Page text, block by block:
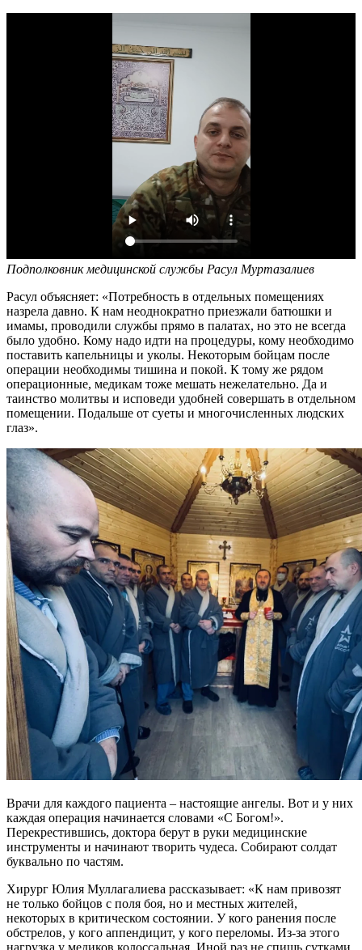
Подполковник медицинской службы Расул Муртазалиев
Расул объясняет: «Потребность в отдельных помещениях
назрела давно. К нам неоднократно приезжали батюшки и
имамы, проводили службы прямо в палатах, но это не всегда
было удобно. Кому надо идти на процедуры, кому необходимо
поставить капельницы и уколы. Некоторым бойцам после
операции необходимы тишина и покой. К тому же рядом
операционные, медикам тоже мешать нежелательно. Да и
таинство молитвы и исповеди удобней совершать в отдельном
помещении. Подальше от суеты и многочисленных людских
глаз».
Врачи для каждого пациента – настоящие ангелы. Вот и у них
каждая операция начинается словами «С Богом!».
Перекрестившись, доктора берут в руки медицинские
инструменты и начинают творить чудеса. Собирают солдат
буквально по частям.
Хирург Юлия Муллагалиева рассказывает: «К нам привозят
не только бойцов с поля боя, но и местных жителей,
некоторых в критическом состоянии. У кого ранения после
обстрелов, у кого аппендицит, у кого переломы. Из-за этого
нагрузка у медиков колоссальная. Иной раз не спишь сутками,